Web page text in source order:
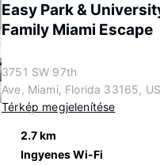
Easy Park &
Family Miami Escape
3751 SW 97th
Ave, Miami, Florida 33165, US
Térkép megjelenítése
2.7 km
Ingyenes Wi-Fi